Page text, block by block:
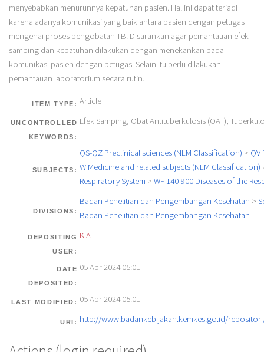
menyebabkan menurunnya kepatuhan pasien. Hal ini dapat terjadi
karena adanya komunikasi yang baik antara pasien dengan petugas
mengenai proses pengobatan TB. Disarankan agar pemantauan efek
samping dan kepatuhan dilakukan dengan menekankan pada
komunikasi pasien dengan petugas. Selain itu perlu dilakukan
pemantauan laboratorium secara rutin.
ITEM TYPE: Article
UNCONTROLLED
KEYWORDS:
Efek Samping, Obat Antituberkulosis (OAT),
SUBJECTS:
QS-QZ Preclinical sciences (NLM Classification) >
W Medicine and related subjects (NLM Classification)
Respiratory System > WF 140-900 Diseases of the
DIVISIONS:
Badan Penelitian dan Pengembangan Kesehatan >
Badan Penelitian dan Pengembangan Kesehatan
DEPOSITING
USER:
K A
DATE
DEPOSITED:
05 Apr 2024 05:01
LAST MODIFIED: 05 Apr 2024 05:01
URI: http://www.badankebijakan.kemkes.go.id/